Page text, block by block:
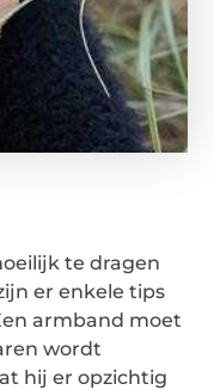
te dragen
er enkele tips
armband moet
wordt
hij er opzichtig